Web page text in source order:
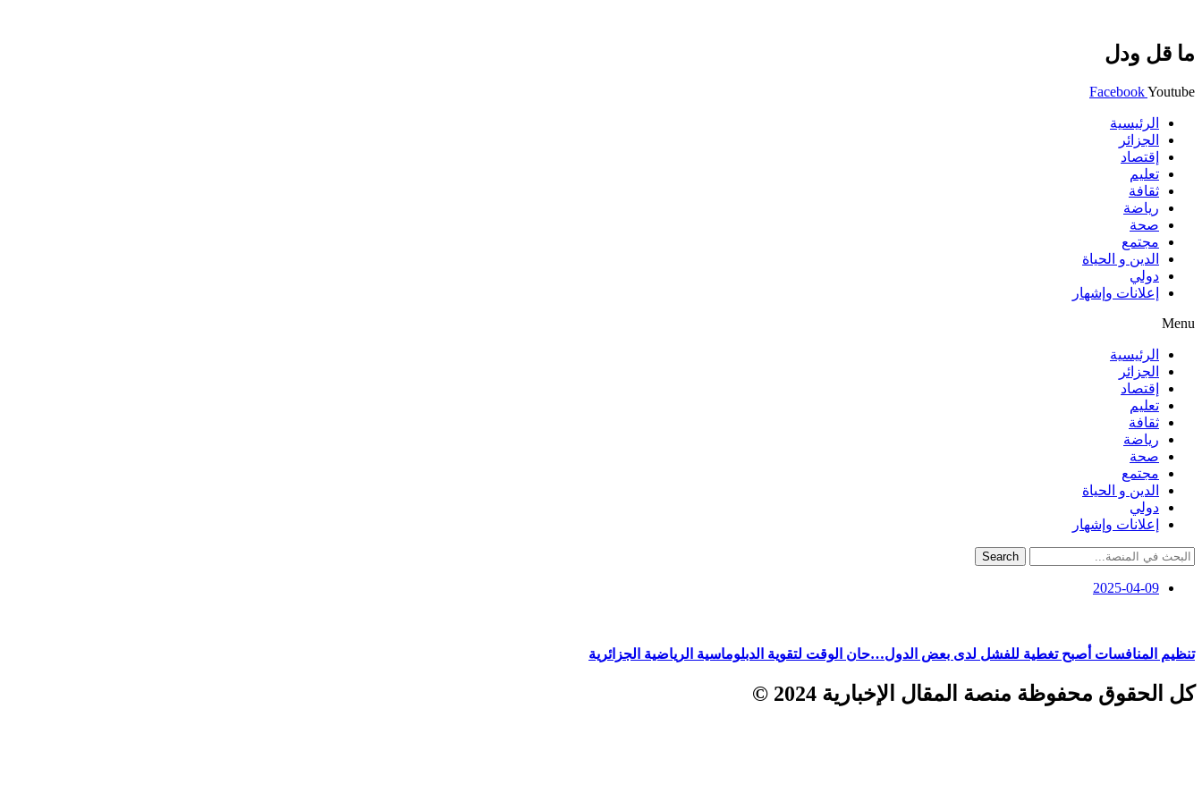
ما قل ودل
FacebookYoutube
الرئيسية
الجزائر
إقتصاد
تعليم
ثقافة
رياضة
صحة
مجتمع
الدين و الحياة
دولي
إعلانات وإشهار
Menu
الرئيسية
الجزائر
إقتصاد
تعليم
ثقافة
رياضة
صحة
مجتمع
الدين و الحياة
دولي
إعلانات وإشهار
Search
2025-04-09
تنظيم المنافسات أصبح تغطية للفشل لدى بعض الدول…حان الوقت لتقوية الدبلوماسية الرياضية الجزائرية
كل الحقوق محفوظة منصة المقال الإخبارية 2024 ©